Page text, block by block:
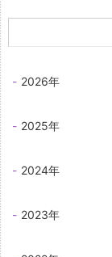
2026年
2025年
2024年
2023年